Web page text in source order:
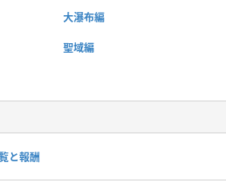
大瀑布編
聖域編
と報酬